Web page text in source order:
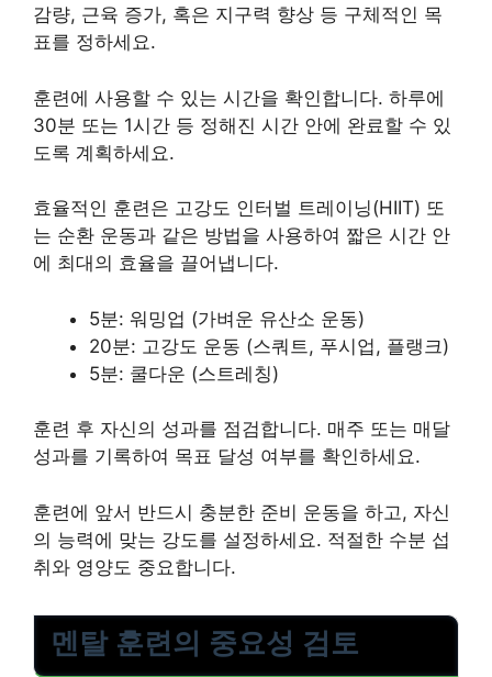
감량, 근육 증가, 혹은 지구력 향상 등 구체적인 목
표를 정하세요.
훈련에 사용할 수 있는 시간을 확인합니다. 하루에
30분 또는 1시간 등 정해진 시간 안에 완료할 수 있
도록 계획하세요.
효율적인 훈련은 고강도 인터벌 트레이닝(HIIT) 또
는 순환 운동과 같은 방법을 사용하여 짧은 시간 안
에 최대의 효율을 끌어냅니다.
5분: 워밍업 (가벼운 유산소 운동)
20분: 고강도 운동 (스쿼트, 푸시업, 플랭크)
5분: 쿨다운 (스트레칭)
훈련 후 자신의 성과를 점검합니다. 매주 또는 매달
성과를 기록하여 목표 달성 여부를 확인하세요.
훈련에 앞서 반드시 충분한 준비 운동을 하고, 자신
의 능력에 맞는 강도를 설정하세요. 적절한 수분 섭
취와 영양도 중요합니다.
멘탈 훈련의 중요성 검토